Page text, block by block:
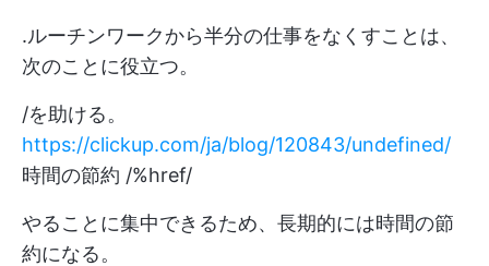
.ルーチンワークから半分の仕事をなくすことは、
次のことに役立つ。
/を助ける。
https://clickup.com/ja/blog/120843/undefined/
時間の節約 /%href/
やることに集中できるため、長期的には時間の節
約になる。